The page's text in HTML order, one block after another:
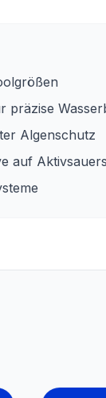
präzise
Algenschutz
auf